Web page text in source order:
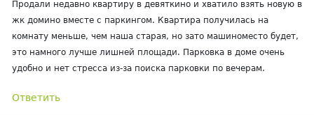
Продали недавно квартиру в девяткино и хватило взять новую в
жк домино вместе с паркингом. Квартира получилась на
комнату меньше, чем наша старая, но зато машиноместо будет,
это намного лучше лишней площади. Парковка в доме очень
удобно и нет стресса из-за поиска парковки по вечерам.
Ответить